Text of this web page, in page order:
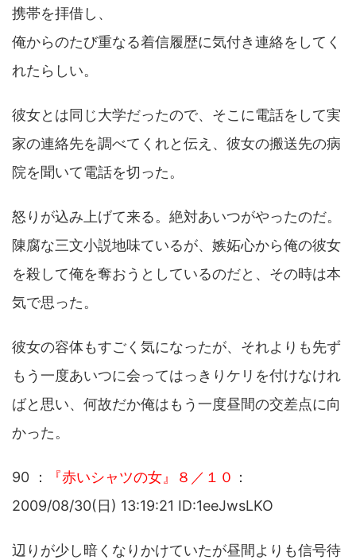
携帯を拝借し、
俺からのたび重なる着信履歴に気付き連絡をしてく
れたらしい。
彼女とは同じ大学だったので、そこに電話をして実
家の連絡先を調べてくれと伝え、彼女の搬送先の病
院を聞いて電話を切った。
怒りが込み上げて来る。絶対あいつがやったのだ。
陳腐な三文小説地味ているが、嫉妬心から俺の彼女
を殺して俺を奪おうとしているのだと、その時は本
気で思った。
彼女の容体もすごく気になったが、それよりも先ず
もう一度あいつに会ってはっきりケリを付けなけれ
ばと思い、何故だか俺はもう一度昼間の交差点に向
かった。
90 ： 『赤いシャツの女』８／１０ ：
2009/08/30(日) 13:19:21 ID:1eeJwsLKO
辺りが少し暗くなりかけていたが昼間よりも信号待